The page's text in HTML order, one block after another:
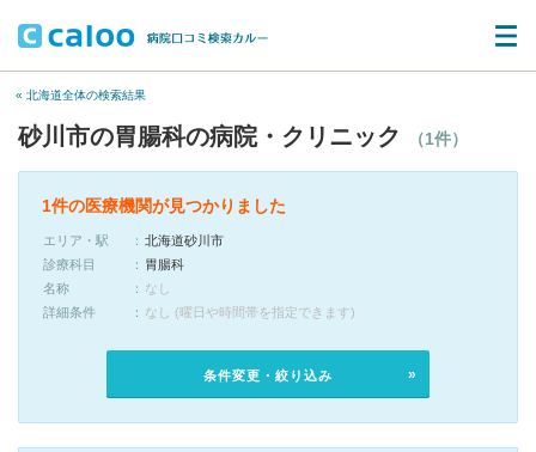
« 北海道全体の検索結果
砂川市の胃腸科の病院・クリニック （1件）
1件の医療機関が見つかりました
エリア・駅
北海道砂川市
診療科目
胃腸科
名称
なし
詳細条件
なし (曜日や時間帯を指定できます)
条件変更・絞り込み